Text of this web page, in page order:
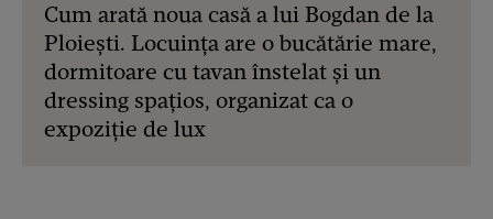
Cum arată noua casă a lui Bogdan de la
Ploiești. Locuința are o bucătărie mare,
dormitoare cu tavan înstelat și un
dressing spațios, organizat ca o
expoziție de lux